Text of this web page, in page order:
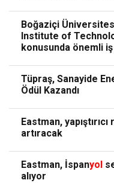
Boğaziçi
Institute of
konusunda önemli
Tüpraş, Sanayide
Ödül Kazandı
Eastman,
artıracak
Eastman, İspanyol
alıyor